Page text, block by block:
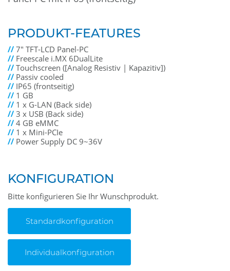
PRODUKT-FEATURES
//7" TFT-LCD Panel-PC
// Freescale i.MX 6DualLite
//Touchscreen ([Analog Resistiv | Kapazitiv])
// Passiv cooled
// IP65 (frontseitig)
// 1 GB
// 1 x G-LAN (Back side)
//3 x USB (Back side)
//4 GB eMMC
// 1 x Mini-PCIe
// Power Supply DC 9~36V
KONFIGURATION
Bitte konfigurieren Sie Ihr Wunschprodukt.
Standardkonfiguration
Individualkonfiguration